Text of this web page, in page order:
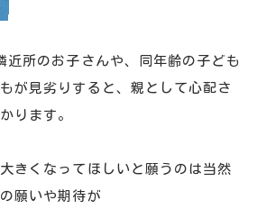
近所のお子さんや、同年齢の子ども
が見劣りすると、親として心配さ
ります。
きくなってほしいと願うのは当然
願いや期待が